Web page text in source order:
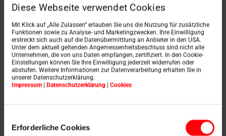
Diese Webseite verwendet Cookies
Mit Klick auf „Alle Zulassen“ erlauben Sie uns die Nutzung für zusätzliche
Funktionen sowie zu Analyse- und Marketingzwecken. Ihre Einwilligung
erstreckt sich auch auf die Datenübermittlung an Anbieter in den USA.
Unter dem aktuell geltenden Angemessenheitsbeschluss sind nicht alle
Unternehmen, die von uns Daten empfangen, zertifiziert. In den Cookie-
Einstellungen können Sie Ihre Einwilligung jederzeit widerrufen oder
abstufen. Weitere Informationen zur Datenverarbeitung erhalten Sie in
unserer Datenschutzerklärung.
Impressum | Datenschutzerklärung | Cookies
Erforderliche Cookies
Milieuproductverklaring
informatie
Roto dakramen zijn